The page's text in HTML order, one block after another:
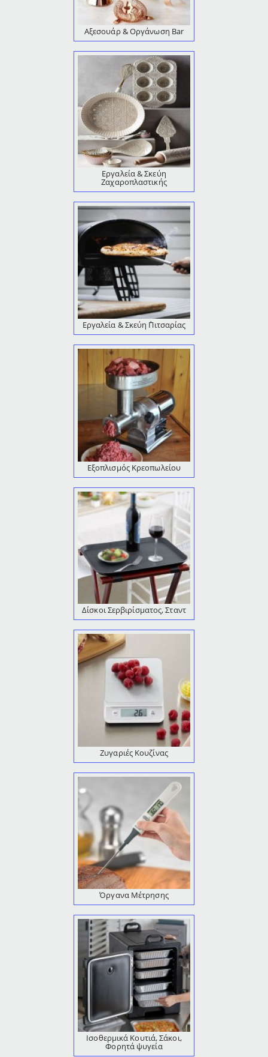
Αξεσουάρ & Οργάνωση Bar
Εργαλεία & Σκεύη
Ζαχαροπλαστικής
Εργαλεία & Σκεύη ΄Πιτσαρίας
Εξοπλισμός Κρεοπωλείου
Δίσκοι Σερβιρίσματος, Σταντ
Ζυγαριές Κουζίνας
Όργανα Μέτρησης
Ισοθερμικά Κουτιά, Σάκοι,
Φορητά ψυγεία